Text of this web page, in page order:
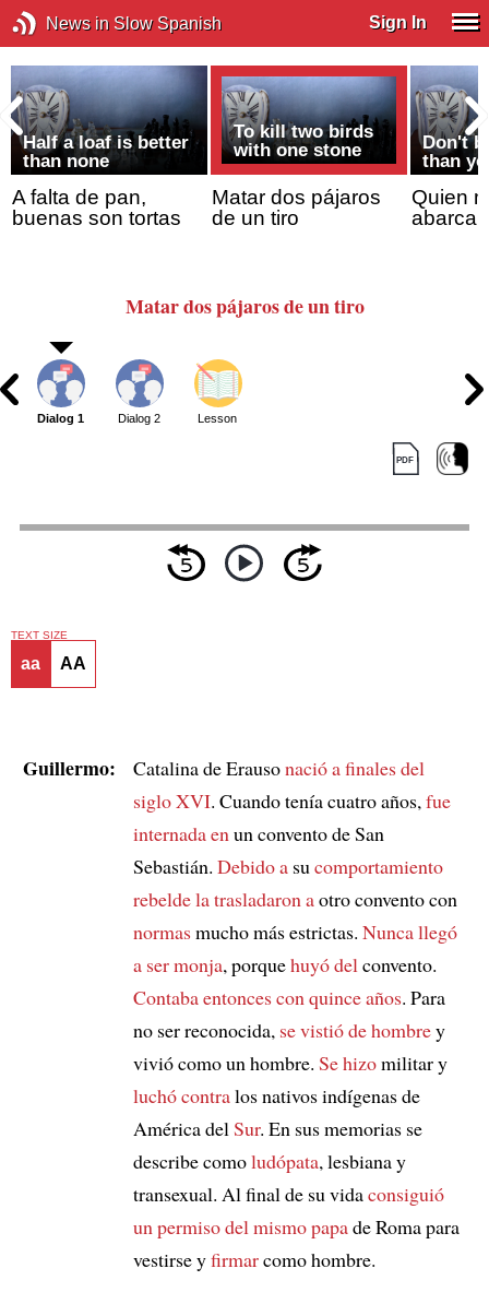
News in Slow Spanish Sign In
Half a loaf is better
than none
A falta de pan,
buenas son tortas
To kill two birds
with one stone
Matar dos pájaros
de un tiro
Don't
than
Quien
abarca,
Matar dos pájarosde un tiro
Dialog 1 Dialog 2 Lesson
TEXT SIZE
aa AA
Guillermo: Catalina de Erausonacióa finales del
siglo XVI. Cuando tenía cuatro años, fue
internada en un convento de San
Sebastián. Debido asu comportamiento
rebeldela trasladaron aotro convento con
normasmucho más estrictas. Nunca llegó
a ser monja, porquehuyó del convento.
Contaba entonces con quince años. Para
no ser reconocida, se vistió de hombrey
vivió como un hombre. Se hizomilitar y
luchó contralos nativos indígenas de
América del Sur. En sus memorias se
describe comoludópata, lesbiana y
transexual. Al final de su vidaconsiguió
un permisodel mismo papade Roma para
vestirse yfirmarcomo hombre.